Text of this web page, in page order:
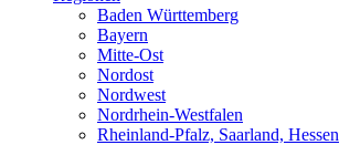
Baden Württemberg
Bayern
Mitte-Ost
Nordost
Nordwest
Nordrhein-Westfalen
Rheinland-Pfalz, Saarland, Hessen